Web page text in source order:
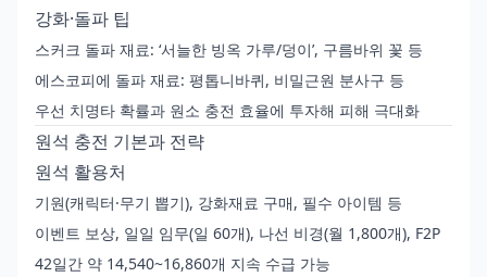
강화·돌파 팁
스커크 돌파 재료: ‘서늘한 빙옥 가루/덩이’, 구름바위 꽃 등
에스코피에 돌파 재료: 평톱니바퀴, 비밀근원 분사구 등
우선 치명타 확률과 원소 충전 효율에 투자해 피해 극대화
원석 충전 기본과 전략
원석 활용처
기원(캐릭터·무기 뽑기), 강화재료 구매, 필수 아이템 등
이벤트 보상, 일일 임무(일 60개), 나선 비경(월 1,800개), F2P
42일간 약 14,540~16,860개 지속 수급 가능